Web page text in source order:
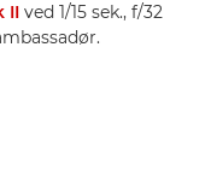
II ved 1/15 sek., f/32